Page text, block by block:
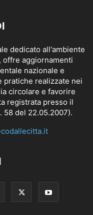
dedicato all'ambiente
offre aggiornamenti
nazionale e
pratiche realizzate nei
circolare e favorire
registrata presso il
del 22.05.2007).